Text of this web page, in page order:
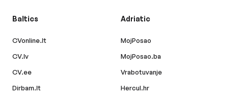
Baltics
CVonline.lt
CV.lv
CV.ee
Dirbam.lt
Adriatic
MojPosao
MojPosao.ba
Vrabotuvanje
Hercul.hr